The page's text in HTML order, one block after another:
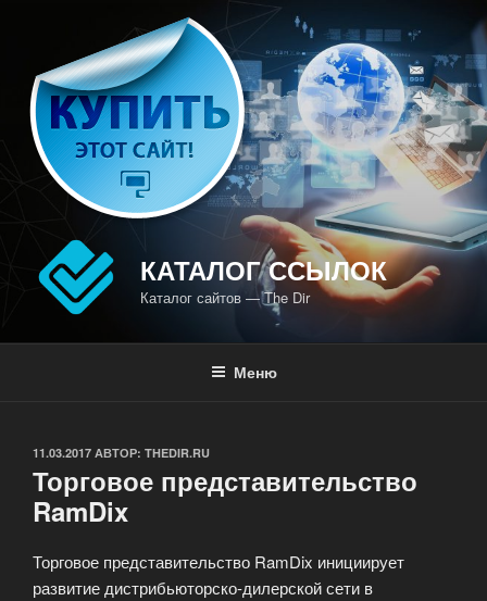
содержимому
КАТАЛОГ ССЫЛОК
Каталог сайтов — The Dir
Меню
ОПУБЛИКОВАНО
11.03.2017 АВТОР: THEDIR.RU
Торговое представительство
RamDix
Торговое представительство RamDix инициирует
развитие дистрибьюторско-дилерской сети в